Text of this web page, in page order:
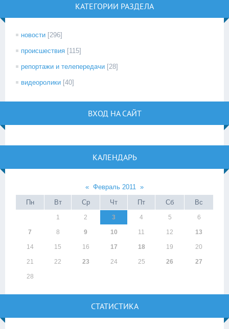
КАТЕГОРИИ РАЗДЕЛА
новости [296]
происшествия [115]
репортажи и телепередачи [28]
видеоролики [40]
ВХОД НА САЙТ
КАЛЕНДАРЬ
« Февраль 2011 »
Пн
Вт Ср Чт Пт Сб Вс
1 2 3 4 5 6
7 8 9 10 11 12 13
14 15 16 17 18 19 20
21 22 23 24 25 26 27
28
СТАТИСТИКА